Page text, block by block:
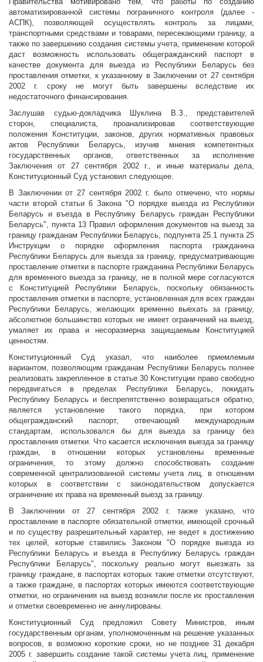
автоматизированной системы пограничного контроля (далее -
АСПК), позволяющей осуществлять контроль за лицами,
транспортными средствами и товарами, пересекающими границу, а
также по завершению создания системы учета, применение которой
даст возможность использовать общегражданский паспорт в
качестве документа для выезда из Республики Беларусь без
проставления отметки, к указанному в Заключении от 27 сентября
2002 г. сроку не могут быть завершены вследствие их
недостаточного финансирования.
Заслушав судью-докладчика Шуклина В.З., представителей
сторон, специалиста, проанализировав соответствующие
положения Конституции, законов, других нормативных правовых
актов Республики Беларусь, изучив мнения компетентных
государственных органов, ответственных за исполнение
Заключения от 27 сентября 2002 г., и иные материалы дела,
Конституционный Суд установил следующее.
В Заключении от 27 сентября 2002 г. было отмечено, что нормы
части второй статьи 6 Закона "О порядке выезда из Республики
Беларусь и въезда в Республику Беларусь граждан Республики
Беларусь", пункта 13 Правил оформления документов на выезд за
границу гражданам Республики Беларусь, подпункта 25.1 пункта 25
Инструкции о порядке оформления паспорта гражданина
Республики Беларусь для выезда за границу, предусматривающие
проставление отметки в паспорте гражданина Республики Беларусь
для временного выезда за границу, не в полной мере согласуются
с Конституцией Республики Беларусь, поскольку обязанность
проставления отметки в паспорте, установленная для всех граждан
Республики Беларусь, желающих временно выехать за границу,
абсолютное большинство которых не имеет ограничений на выезд,
умаляет их права и несоразмерна защищаемым Конституцией
ценностям.
Конституционный Суд указал, что наиболее приемлемым
вариантом, позволяющим гражданам Республики Беларусь полнее
реализовать закрепленное в статье 30 Конституции право свободно
передвигаться в пределах Республики Беларусь, покидать
Республику Беларусь и беспрепятственно возвращаться обратно,
является установление такого порядка, при котором
общегражданский паспорт, отвечающий международным
стандартам, использовался бы для выезда за границу без
проставления отметки. Что касается исключения выезда за границу
граждан, в отношении которых установлены временные
ограничения, то этому должно способствовать создание
современной централизованной системы учета лиц, в отношении
которых в соответствии с законодательством допускается
ограничение их права на временный выезд за границу.
В Заключении от 27 сентября 2002 г. также указано, что
проставление в паспорте обязательной отметки, имеющей срочный
и по существу разрешительный характер, не ведет к достижению
тех целей, которые ставились Законом "О порядке выезда из
Республики Беларусь и въезда в Республику Беларусь граждан
Республики Беларусь", поскольку реально могут выезжать за
границу граждане, в паспортах которых такие отметки отсутствуют,
а также граждане, в паспортах которых имеются соответствующие
отметки, но ограничения на выезд возникли после их проставления
и отметки своевременно не аннулированы.
Конституционный Суд предложил Совету Министров, иным
государственным органам, уполномоченным на решение указанных
вопросов, в возможно короткие сроки, но не позднее 31 декабря
2005 г. завершить создание такой системы учета лиц, применение